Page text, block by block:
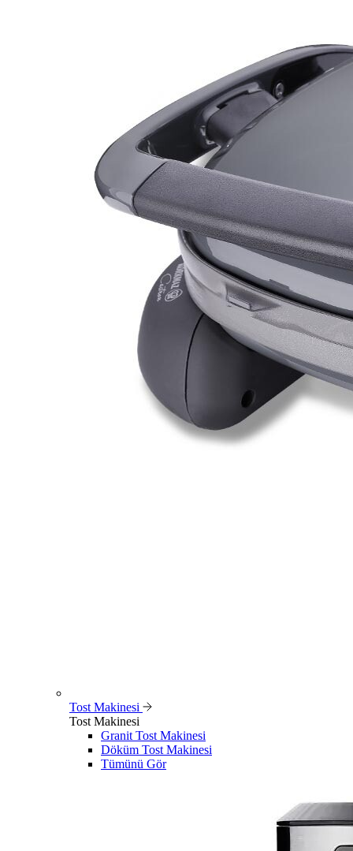
Tost Makinesi
Tost Makinesi
Granit Tost Makinesi
Döküm Tost Makinesi
Tümünü Gör